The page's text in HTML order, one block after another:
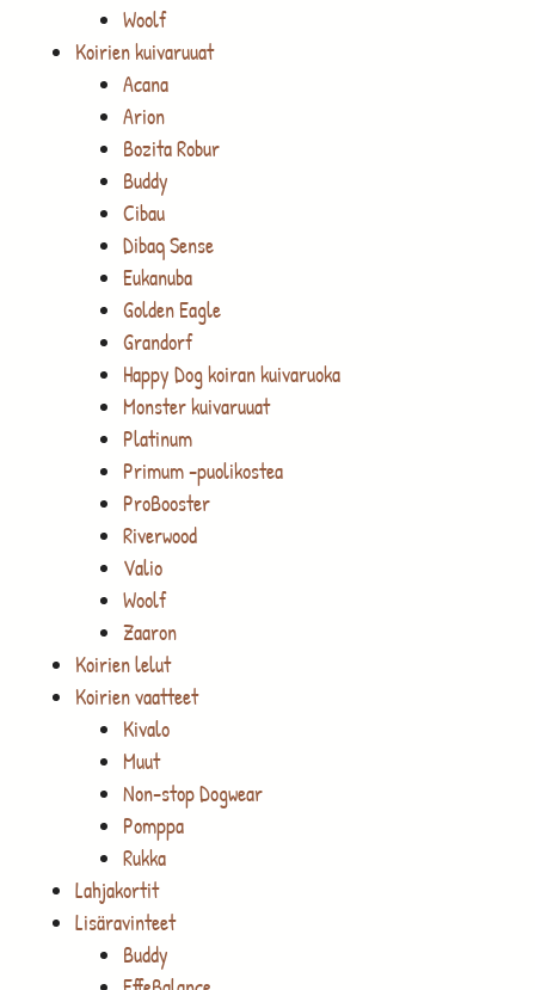
Woolf
Koirien kuivaruuat
Acana
Arion
Bozita Robur
Buddy
Cibau
Dibaq Sense
Eukanuba
Golden Eagle
Grandorf
Happy Dog koiran kuivaruoka
Monster kuivaruuat
Platinum
Primum -puolikostea
ProBooster
Riverwood
Valio
Woolf
Zaaron
Koirien lelut
Koirien vaatteet
Kivalo
Muut
Non-stop Dogwear
Pomppa
Rukka
Lahjakortit
Lisäravinteet
Buddy